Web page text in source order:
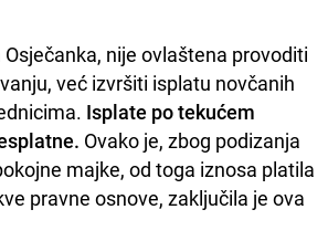
nije ovlaštena provoditi
već izvršiti isplatu novčanih
Isplate po tekućem
Ovako je, zbog podizanja
majke, od toga iznosa platila
pravne osnove, zaključila je ova